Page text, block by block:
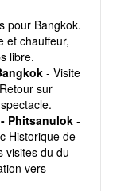
pour Bangkok.
et chauffeur,
libre.
- Visite
sur
Phitsanulok -
Historique de
visites du du
vers